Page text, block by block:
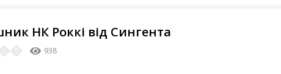
НК Роккі від Сингента
938